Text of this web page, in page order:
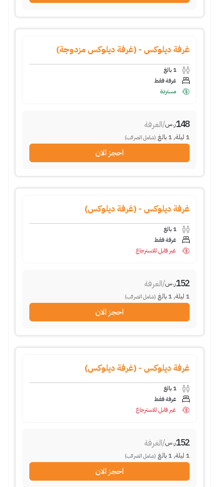
غرفة ديلوكس - (غرفة ديلوكس مزدوجة)
1 بالغ
غرفة فقط
مستردة
148ر.س/الغرفة
1 ليلة,
1 بالغ (شامل الضرائب)
احجز الان
غرفة ديلوكس - (غرفة ديلوكس)
1 بالغ
غرفة فقط
غير قابل للاسترجاع
152ر.س/الغرفة
1 ليلة,
1 بالغ (شامل الضرائب)
احجز الان
غرفة ديلوكس - (غرفة ديلوكس)
1 بالغ
غرفة فقط
غير قابل للاسترجاع
152ر.س/الغرفة
1 ليلة,
1 بالغ (شامل الضرائب)
احجز الان